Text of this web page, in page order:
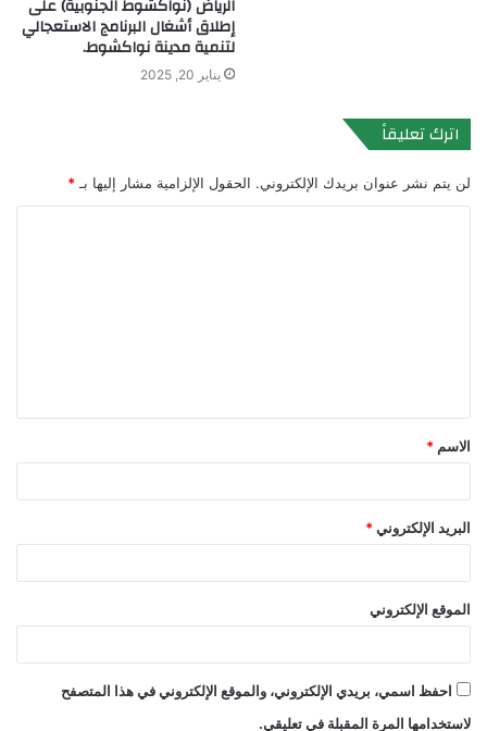
الرياض (نواكشوط الجنوبية) على
إطلاق أشغال البرنامج الاستعجالي
لتنمية مدينة نواكشوط.
يناير 20, 2025
اترك تعليقاً
لن يتم نشر عنوان بريدك الإلكتروني. الحقول الإلزامية مشار إليها بـ *
ق
*
الاسم *
البريد الإلكتروني *
الموقع الإلكتروني
احفظ اسمي، بريدي الإلكتروني، والموقع الإلكتروني في هذا المتصفح
لاستخدامها المرة المقبلة في تعليقي.